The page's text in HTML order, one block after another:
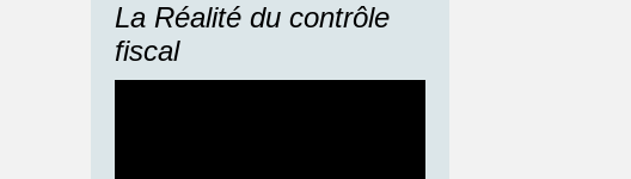
La Réalité du contrôle
fiscal